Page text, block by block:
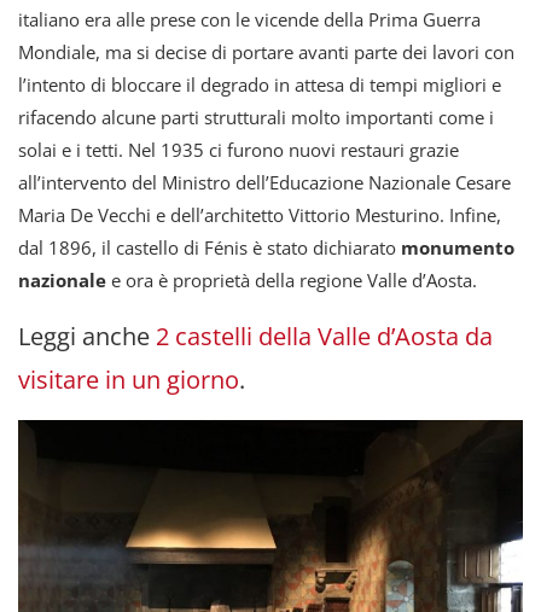
italiano era alle prese con le vicende della Prima Guerra
Mondiale, ma si decise di portare avanti parte dei lavori con
l’intento di bloccare il degrado in attesa di tempi migliori e
rifacendo alcune parti strutturali molto importanti come i
solai e i tetti. Nel 1935 ci furono nuovi restauri grazie
all’intervento del Ministro dell’Educazione Nazionale Cesare
Maria De Vecchi e dell’architetto Vittorio Mesturino. Infine,
dal 1896, il castello di Fénis è stato dichiarato monumento
nazionale e ora è proprietà della regione Valle d’Aosta.
Leggi anche 2 castelli della Valle d’Aosta da
visitare in un giorno.